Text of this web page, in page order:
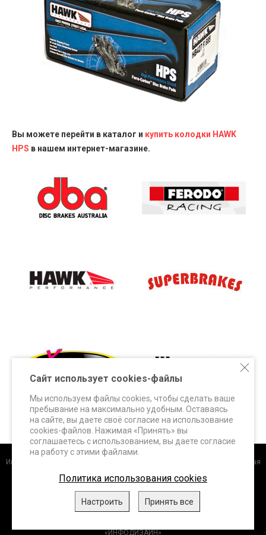
Вы можете перейти в каталог и купить колодки HAWK
HPS в нашем интернет-магазине.
Интернет-магазин
+7 (495) 648-60-24 +7 (963) 687-56-82 Москва, Дорожная
улица, д.3 к. 5Б info@superbrakes.ru, с 10 до 17 по рабочим дням
DBA (Австралия).FERODO Racing (Италия).HAWK Performance
WHITELINE (Австралия) XTREME Performance,
«ИНФОДИЗАЙН»
Сайт использует cookies-файлы
Мы используем файлы cookies, чтобы сделать ваше
пребывание на максимально удобным. Оставаясь
на сайте, вы даете своё согласие на использование
cookies-файлов. Нажимая «Принять» вы
соглашаетесь с использованием, вы даете согласие
на работу с этими файлами.
Политика использования cookies
Настроить Принять все